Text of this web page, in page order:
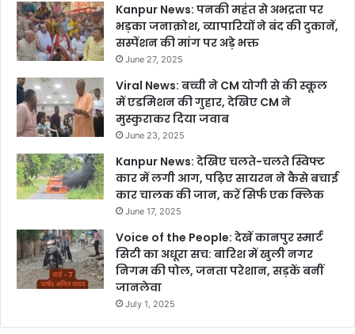
Kanpur News: पनकी महंत से अभद्रता पर
भड़का जनाक्रोश, व्यापारियों ने बंद की दुकानें,
सस्पेंशन की मांग पर अड़े भक्त
June 27, 2025
Viral News: बच्ची ने CM योगी से की स्कूल
में एडमिशन की गुहार, देखिए CM ने
मुस्कुराकर दिया जवाब
June 23, 2025
Kanpur News: देखिए चलते-चलते स्विफ्ट
कार में लगी आग, पढ़िए सायरन ने कैसे बचाई
कार चालक की जान, करें सिर्फ एक क्लिक
June 17, 2025
Voice of the People: देखें कानपुर स्मार्ट
सिटी का अधूरा सच: बारिश में खुली नगर
निगम की पोल, जनता परेशान, सड़कें बनीं
जानलेवा
July 1, 2025